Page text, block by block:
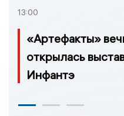
13:00
«Артефакты»
открылась
Инфантэ